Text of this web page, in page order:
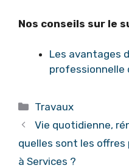
Nos conseils sur le
Les avantages
professionnelle
Catégories
Travaux
Vie quotidienne,
quelles sont les offres
à Services ?